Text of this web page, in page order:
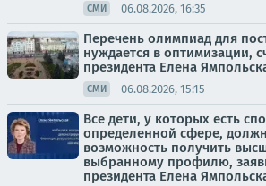
СМИ 06.08.2026, 16:35
Перечень олимпиад для
нуждается в оптимизации,
президента Елена
СМИ 06.08.2026, 15:15
Все дети, у которых есть
определенной сфере,
возможность получить
выбранному профилю,
президента Елена